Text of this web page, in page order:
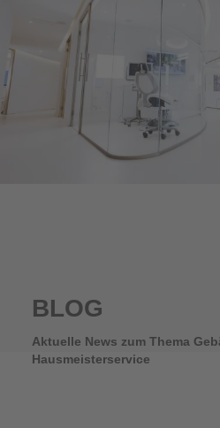
BLOG
Aktuelle News zum Thema
Hausmeisterservice